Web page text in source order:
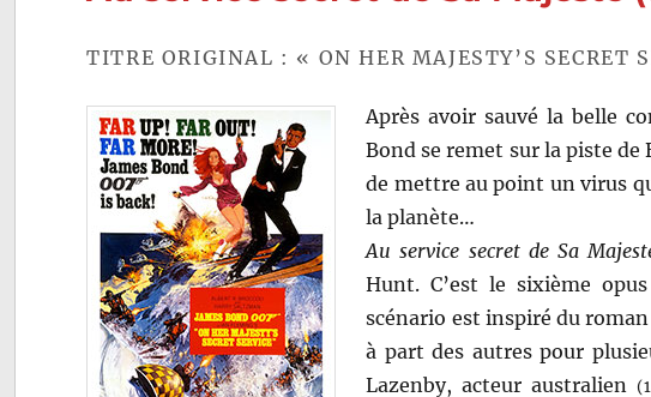
TITRE ORIGINAL : « ON HER MAJESTY’S SECRET
Après avoir sauvé la belle
Bond se remet sur la piste de
de mettre au point un virus
la planète…
Au service secret de Sa
Hunt. C’est le sixième
scénario est inspiré du
à part des autres pour
Lazenby, acteur australien